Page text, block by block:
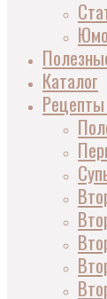
Каталог